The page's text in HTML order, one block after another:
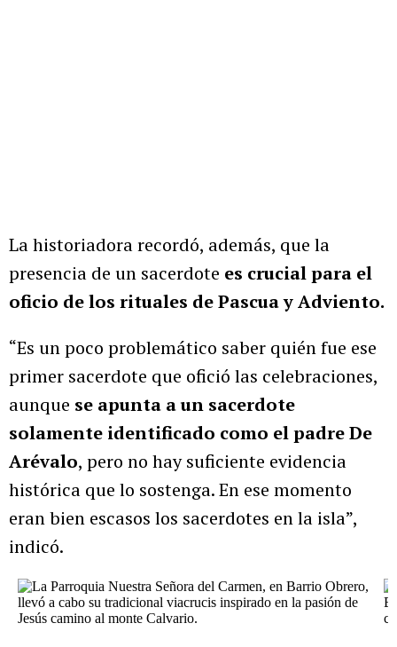
La historiadora recordó, además, que la
presencia de un sacerdote es crucial para el
oficio de los rituales de Pascua y Adviento.
“Es un poco problemático saber quién fue ese
primer sacerdote que ofició las celebraciones,
aunque se apunta a un sacerdote
solamente identificado como el padre De
Arévalo, pero no hay suficiente evidencia
histórica que lo sostenga. En ese momento
eran bien escasos los sacerdotes en la isla”,
indicó.